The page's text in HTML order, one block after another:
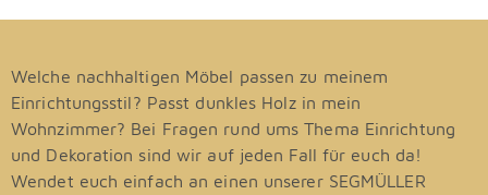
Welche nachhaltigen Möbel passen zu meinem
Einrichtungsstil? Passt dunkles Holz in mein
Wohnzimmer? Bei Fragen rund ums Thema Einrichtung
und Dekoration sind wir auf jeden Fall für euch da!
Wendet euch einfach an einen unserer SEGMÜLLER